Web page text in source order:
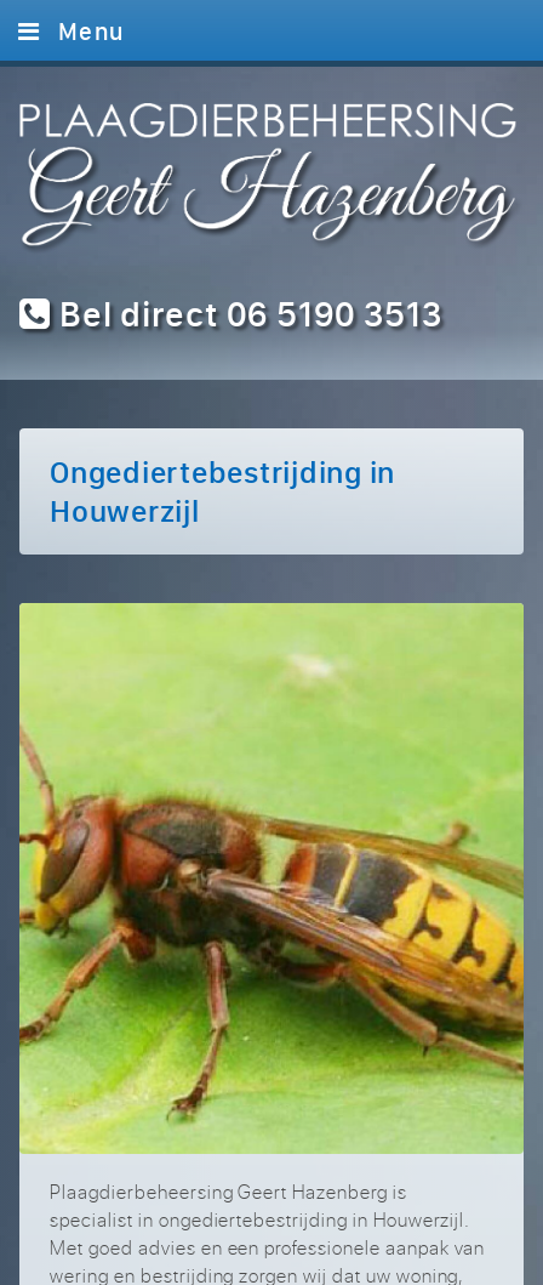
Bel direct 06 5190 3513
Menu
Diensten
Foto’s
Contact
Ongediertebestrijding in
Houwerzijl
Plaagdierbeheersing Geert Hazenberg is
specialist in ongediertebestrijding in Houwerzijl.
Met goed advies en een professionele aanpak van
wering en bestrijding zorgen wij dat uw woning,